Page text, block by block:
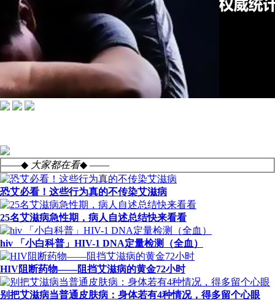
——◆ 大家都在看◆ ——
恐艾必看！这些行为真的不传染艾滋病
25名艾滋病急性期，病人自述总结快来看看
hiv 「小白科普」HIV-1 DNA定量检测（全血）
HIV阻断药物——阻挡艾滋病的黄金72小时
别把艾滋病当普通皮肤病：身体若有4种情况，得多留个心眼